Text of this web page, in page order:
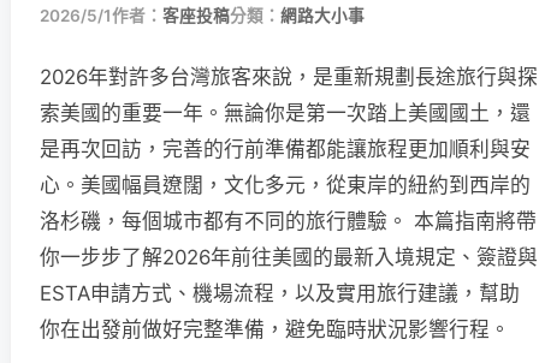
2026/5/1作者： 客座投稿分類： 網路大小事
2026年對許多台灣旅客來說，是重新規劃長途旅行與探
索美國的重要一年。無論你是第一次踏上美國國土，還
是再次回訪，完善的行前準備都能讓旅程更加順利與安
心。美國幅員遼闊，文化多元，從東岸的紐約到西岸的
洛杉磯，每個城市都有不同的旅行體驗。 本篇指南將帶
你一步步了解2026年前往美國的最新入境規定、簽證與
ESTA申請方式、機場流程，以及實用旅行建議，幫助
你在出發前做好完整準備，避免臨時狀況影響行程。